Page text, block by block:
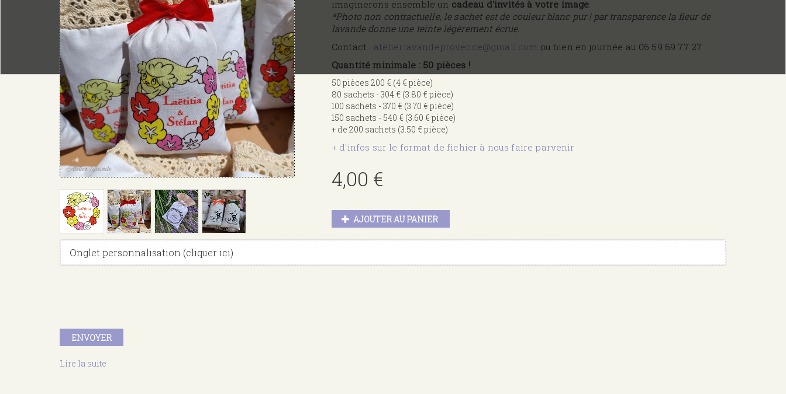
imaginerons ensemble un cadeau d'invités à votre image.
*Photo non contractuelle, le sachet est de couleur blanc pur ! par transparence la fleur de
lavande donne une teinte légèrement écrue.
Contact : atelierlavandeprovence@gmail.com ou bien en journée au 06 59 69 77 27
Quantité minimale : 50 pièces !
50 pièces 200 € (4 € pièce)
80 sachets - 304 € (3.80 € pièce)
100 sachets - 370 € (3.70 € pièce)
150 sachets - 540 € (3.60 € pièce)
+ de 200 sachets (3.50 € pièce)
+ d'infos sur le format de fichier à nous faire parvenir
4,00 €
AJOUTER AU PANIER
Masquer
Onglet personnalisation (cliquer ici)
ENVOYER
Lire la suite